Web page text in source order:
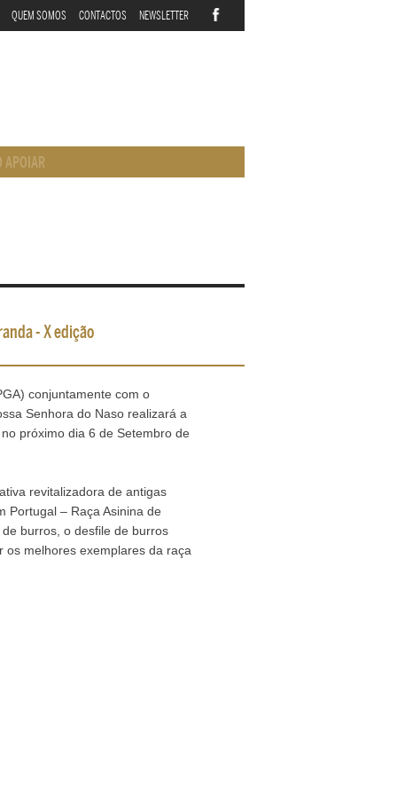
QUEM SOMOS CONTACTOS NEWSLETTER
APOIAR
- X edição
conjuntamente com o
Senhora do Naso realizará a
próximo dia 6 de Setembro de
revitalizadora de antigas
Portugal – Raça Asinina de
burros, o desfile de burros
melhores exemplares da raça